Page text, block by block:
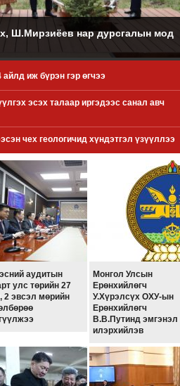
Ш.Мирзиёев нар дурсгалын мод
иж бүрэн гэр өгчээ
эсэх талаар иргэдээс санал авч
чех геологичид хүндэтгэл үзүүллээ
аудитын
улс төрийн 27
2 эвсэл мөрийн
Монгол Улсын
Ерөнхийлөгч
У.Хүрэлсүх ОХУ-ын
Ерөнхийлөгч
В.В.Путинд эмгэнэл
илэрхийлэв